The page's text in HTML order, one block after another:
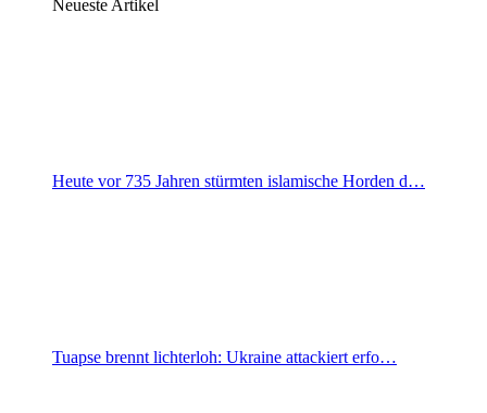
Neueste Artikel
Heute vor 735 Jahren stürmten islamische Horden d…
Tuapse brennt lichterloh: Ukraine attackiert erfo…